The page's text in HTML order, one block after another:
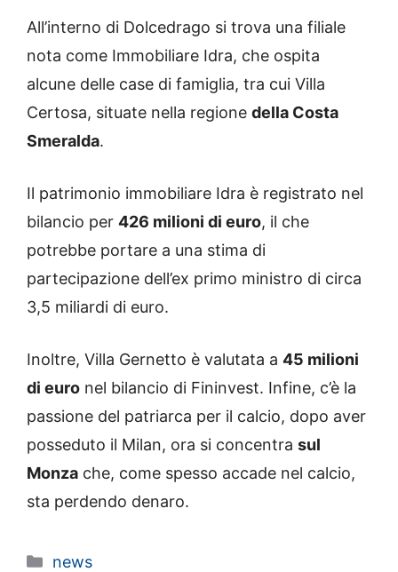
All’interno di Dolcedrago si trova una filiale
nota come Immobiliare Idra, che ospita
alcune delle case di famiglia, tra cui Villa
Certosa, situate nella regione della Costa
Smeralda.
Il patrimonio immobiliare Idra è registrato nel
bilancio per 426 milioni di euro, il che
potrebbe portare a una stima di
partecipazione dell’ex primo ministro di circa
3,5 miliardi di euro.
Inoltre, Villa Gernetto è valutata a 45 milioni
di euro nel bilancio di Fininvest. Infine, c’è la
passione del patriarca per il calcio, dopo aver
posseduto il Milan, ora si concentra sul
Monza che, come spesso accade nel calcio,
sta perdendo denaro.
Categorie
news